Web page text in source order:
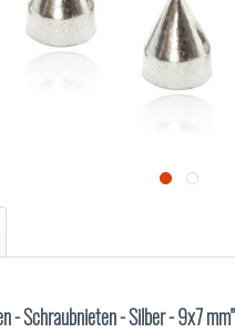
- Schraubnieten - Silber - 9x7 mm"